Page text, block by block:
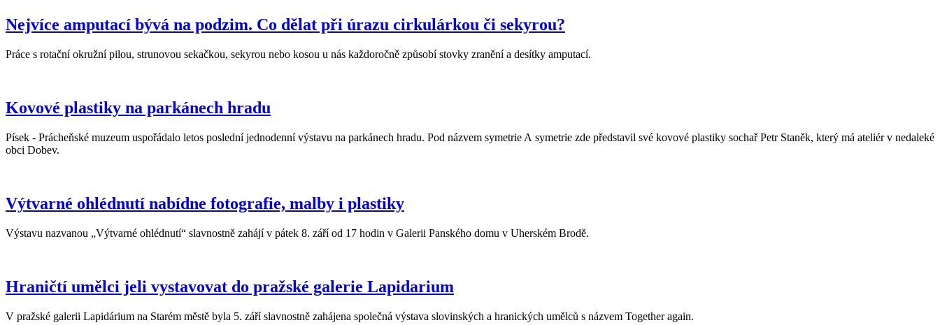
Nejvíce amputací bývá na podzim. Co dělat při úrazu cirkulárkou či sekyrou?
Práce s rotační okružní pilou, strunovou sekačkou, sekyrou nebo kosou u nás každoročně způsobí stovky zranění a desítky amputací.
Kovové plastiky na parkánech hradu
Písek - Prácheňské muzeum uspořádalo letos poslední jednodenní výstavu na parkánech hradu. Pod názvem symetrie A symetrie zde představil své kovové plastiky sochař Petr Staněk, který má ateliér v nedaleké
obci Dobev.
Výtvarné ohlédnutí nabídne fotografie, malby i plastiky
Výstavu nazvanou „Výtvarné ohlédnutí“ slavnostně zahájí v pátek 8. září od 17 hodin v Galerii Panského domu v Uherském Brodě.
Hraničtí umělci jeli vystavovat do pražské galerie Lapidarium
V pražské galerii Lapidárium na Starém městě byla 5. září slavnostně zahájena společná výstava slovinských a hranických umělců s názvem Together again.